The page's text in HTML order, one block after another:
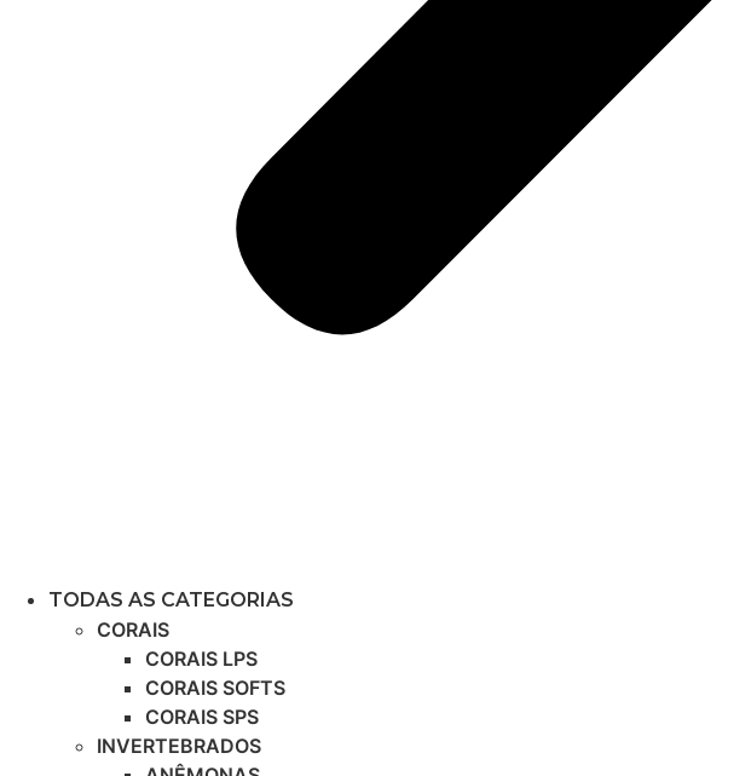
TODAS AS CATEGORIAS
CORAIS
CORAIS LPS
CORAIS SOFTS
CORAIS SPS
INVERTEBRADOS